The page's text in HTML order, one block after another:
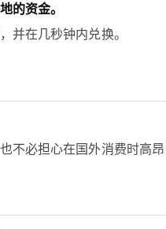
的资金。
并在几秒钟内兑换。
不必担心在国外消费时高昂